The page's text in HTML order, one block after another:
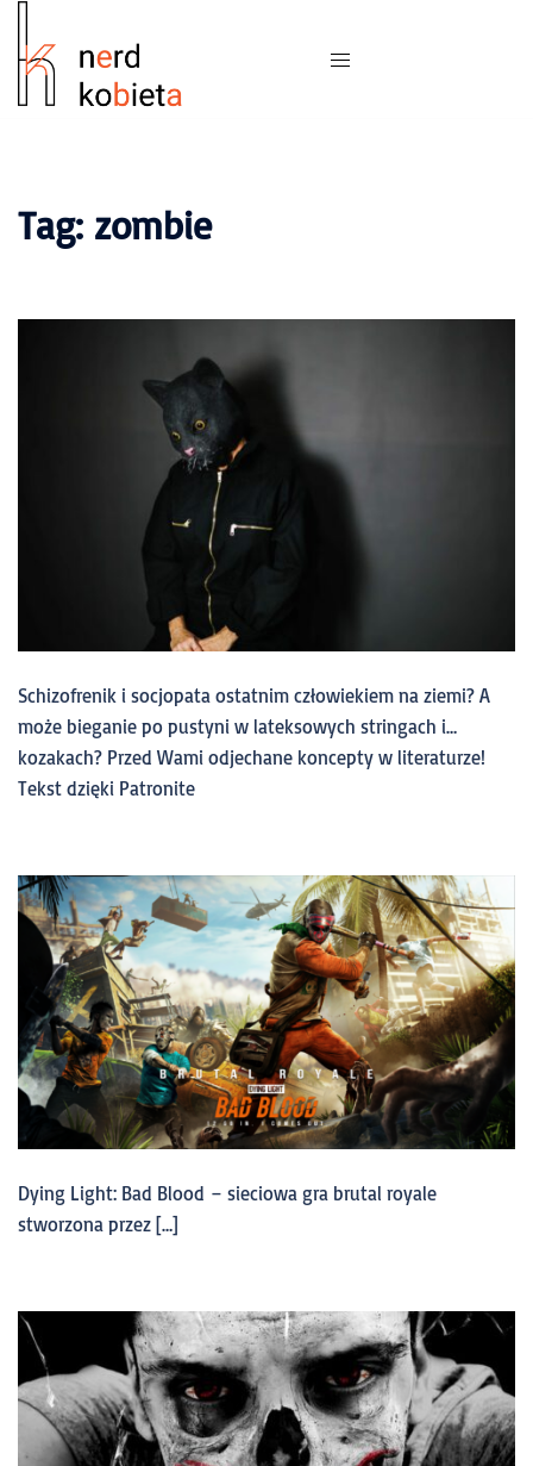
Tag: zombie
Schizofrenik i socjopata ostatnim człowiekiem na ziemi? A
może bieganie po pustyni w lateksowych stringach i…
kozakach? Przed Wami odjechane koncepty w literaturze!
Tekst dzięki Patronite
Dying Light: Bad Blood – sieciowa gra brutal royale
stworzona przez […]